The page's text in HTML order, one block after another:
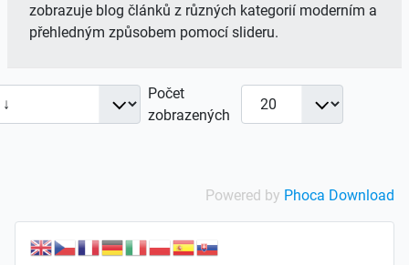
zobrazuje blog článků z různých kategorií moderním a
přehledným způsobem pomocí slideru.
Počet
zobrazených
Powered by Phoca Download